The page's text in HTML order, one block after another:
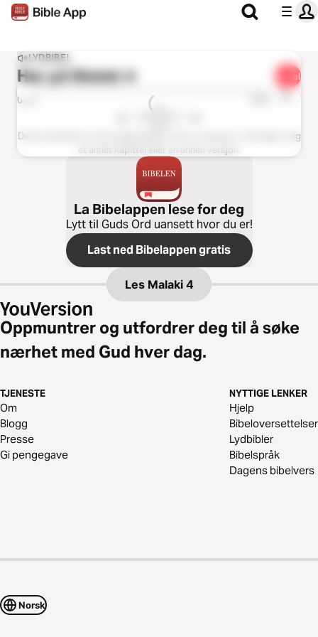
LYDBIBEL
Hør påMalaki 4 Del
0:00
Dette kapittelet er ikke tilgjengelig i denne versjonen. Vennligst velg
et annet kapittel eller en annen versjon.
La Bibelappen lese for deg
Lytt til Guds Ord uansett hvor du er!
Last ned Bibelappen gratis
Les Malaki 4
Oppmuntrer og utfordrer deg til å søke
nærhet med Gud hver dag.
TJENESTE
Om
Blogg
Presse
Gi pengegave
NYTTIGE LENKER
Hjelp
Bibeloversettelser
Lydbibler
Bibelspråk
Dagens bibelvers
Norsk